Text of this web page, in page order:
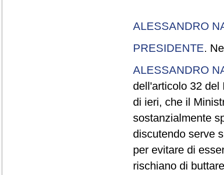
ALESSANDRO
PRESIDENTE.
ALESSANDRO
dell'articolo 32 del
di ieri, che il
sostanzialmente
discutendo serve
per evitare di
rischiano di